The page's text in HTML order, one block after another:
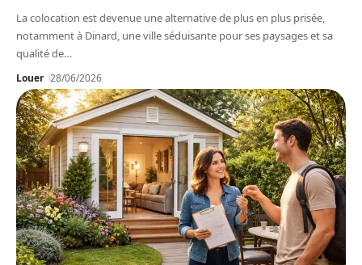
La colocation est devenue une alternative de plus en plus prisée,
notamment à Dinard, une ville séduisante pour ses paysages et sa
qualité de…
Louer 28/06/2026